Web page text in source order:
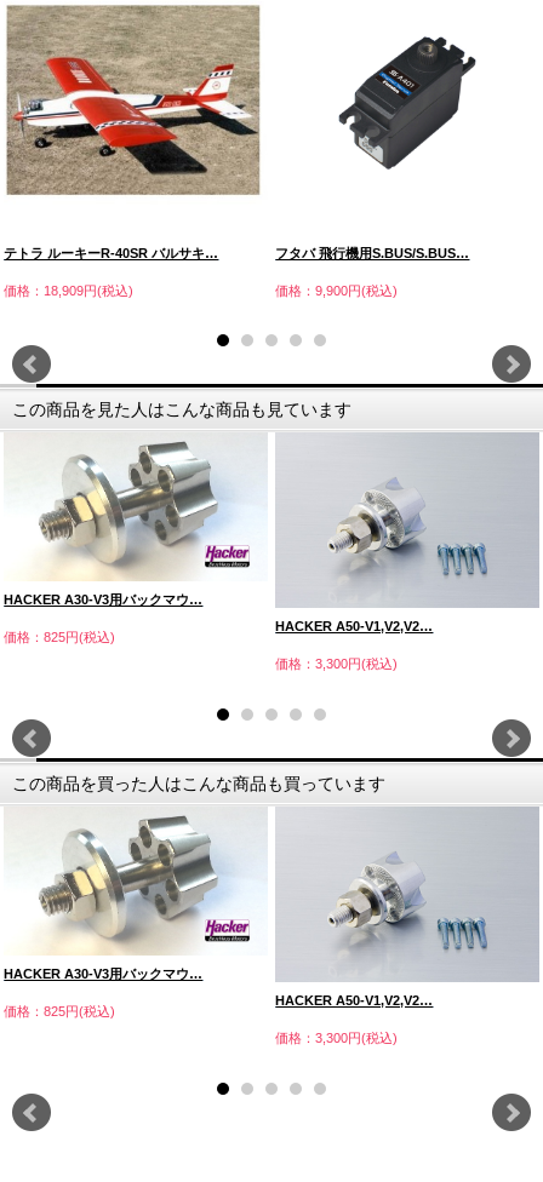
テトラ ルーキーR-40SR バルサキ…
価格：18,909円(税込)
フタバ 飛行機用S.BUS/S.BUS…
価格：9,900円(税込)
この商品を見た人はこんな商品も見ています
HACKER A30-V3用バックマウ…
価格：825円(税込)
HACKER A50-V1,V2,V2…
価格：3,300円(税込)
この商品を買った人はこんな商品も買っています
HACKER A30-V3用バックマウ…
価格：825円(税込)
HACKER A50-V1,V2,V2…
価格：3,300円(税込)